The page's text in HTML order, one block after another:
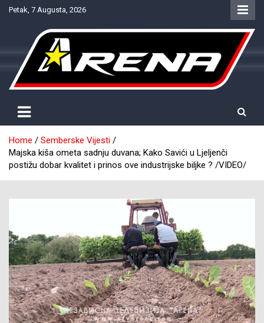
SkipPetak, 7 Augusta, 2026
NTV Arena
Home
Semberske Vijesti
Majska kiša ometa sadnju duvana; Kako Savići u Ljeljenči
postižu dobar kvalitet i prinos ove industrijske biljke ? /VIDEO/